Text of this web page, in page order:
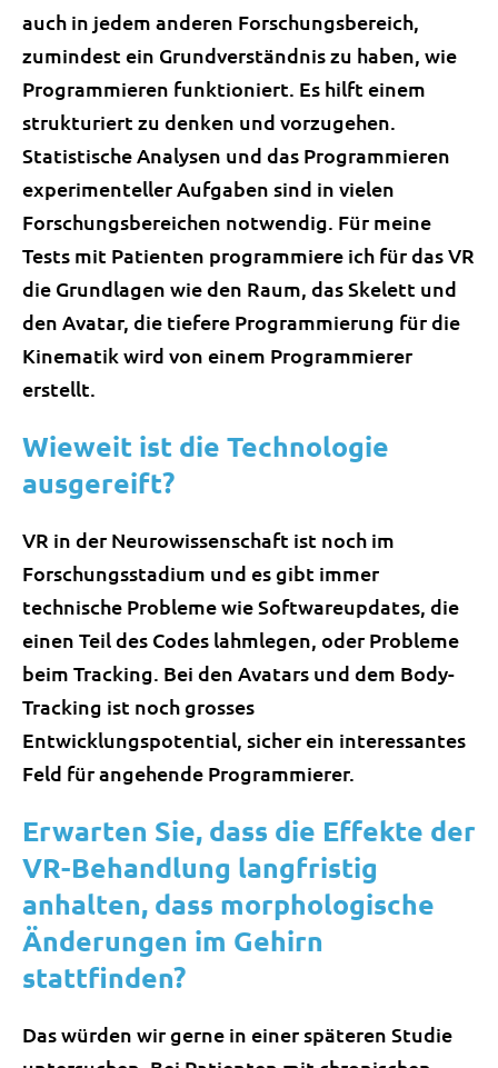
auch in jedem anderen Forschungsbereich,
zumindest ein Grundverständnis zu haben, wie
Programmieren funktioniert. Es hilft einem
strukturiert zu denken und vorzugehen.
Statistische Analysen und das Programmieren
experimenteller Aufgaben sind in vielen
Forschungsbereichen notwendig. Für meine
Tests mit Patienten programmiere ich für das VR
die Grundlagen wie den Raum, das Skelett und
den Avatar, die tiefere Programmierung für die
Kinematik wird von einem Programmierer
erstellt.
Wieweit ist die Technologie
ausgereift?
VR in der Neurowissenschaft ist noch im
Forschungsstadium und es gibt immer
technische Probleme wie Softwareupdates, die
einen Teil des Codes lahmlegen, oder Probleme
beim Tracking. Bei den Avatars und dem Body-
Tracking ist noch grosses
Entwicklungspotential, sicher ein interessantes
Feld für angehende Programmierer.
Erwarten Sie, dass die Effekte der
VR-Behandlung langfristig
anhalten, dass morphologische
Änderungen im Gehirn
stattfinden?
Das würden wir gerne in einer späteren Studie